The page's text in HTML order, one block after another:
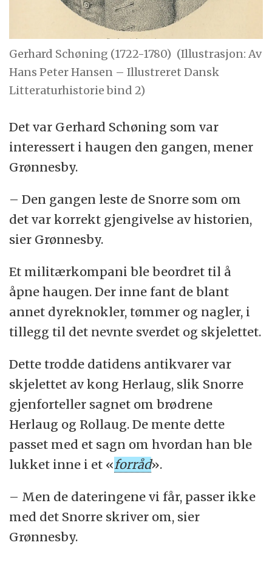
Gerhard Schøning (1722-1780) (Illustrasjon: Av
Hans Peter Hansen – Illustreret Dansk
Litteraturhistorie bind 2)
Det var Gerhard Schøning som var
interessert i haugen den gangen, mener
Grønnesby.
– Den gangen leste de Snorre som om
det var korrekt gjengivelse av historien,
sier Grønnesby.
Et militærkompani ble beordret til å
åpne haugen. Der inne fant de blant
annet dyreknokler, tømmer og nagler, i
tillegg til det nevnte sverdet og skjelettet.
Dette trodde datidens antikvarer var
skjelettet av kong Herlaug, slik Snorre
gjenforteller sagnet om brødrene
Herlaug og Rollaug. De mente dette
passet med et sagn om hvordan han ble
lukket inne i et «forråd».
– Men de dateringene vi får, passer ikke
med det Snorre skriver om, sier
Grønnesby.